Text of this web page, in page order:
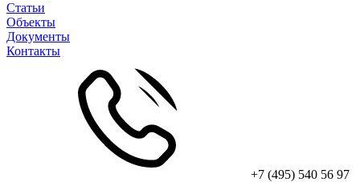
Статьи
Объекты
Документы
Контакты
+7 (495) 540 56 97